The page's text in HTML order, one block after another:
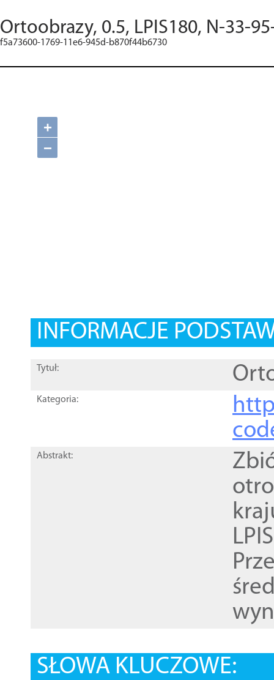
Ortoobrazy, 0.5, LPIS180, N-33-
f5a73600-1769-11e6-945d-b870f44b6730
+
−
INFORMACJE
Tytuł:
Kategoria:
Abstrakt:
SŁOWA KLUCZOWE: